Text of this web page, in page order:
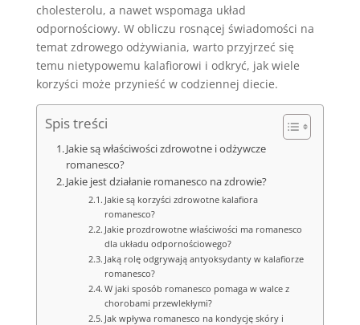
cholesterolu, a nawet wspomaga układ
odpornościowy. W obliczu rosnącej świadomości na
temat zdrowego odżywiania, warto przyjrzeć się
temu nietypowemu kalafiorowi i odkryć, jak wiele
korzyści może przynieść w codziennej diecie.
Spis treści
Jakie są właściwości zdrowotne i odżywcze
romanesco?
Jakie jest działanie romanesco na zdrowie?
Jakie są korzyści zdrowotne kalafiora
romanesco?
Jakie prozdrowotne właściwości ma romanesco
dla układu odpornościowego?
Jaką rolę odgrywają antyoksydanty w kalafiorze
romanesco?
W jaki sposób romanesco pomaga w walce z
chorobami przewlekłymi?
Jak wpływa romanesco na kondycję skóry i